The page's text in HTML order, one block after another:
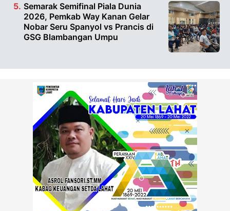
Semarak Semifinal Piala Dunia
2026, Pemkab Way Kanan Gelar
Nobar Seru Spanyol vs Prancis di
GSG Blambangan Umpu